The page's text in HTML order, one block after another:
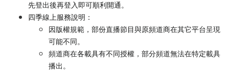
先登出後再登入即可順利開通。
四季線上服務說明：
因版權規範，部份直播節目與原頻道商在其它平台呈現
可能不同。
頻道商在各載具有不同授權，部分頻道無法在特定載具
播出。